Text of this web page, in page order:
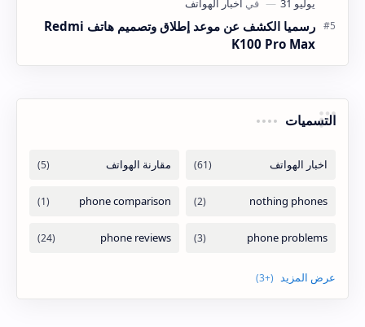
رسميا الكشف عن موعد إطلاق وتصميم هاتف Redmi
K100 Pro Max
التسميات